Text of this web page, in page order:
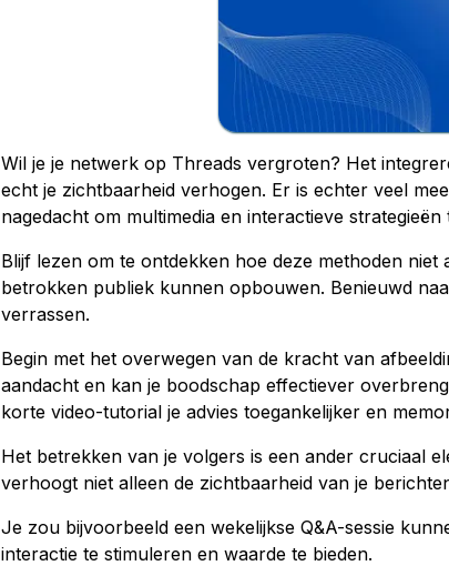
Wil je je netwerk op Threads vergroten? Het
echt je zichtbaarheid verhogen. Er is echter veel
nagedacht om multimedia en interactieve
Blijf lezen om te ontdekken hoe deze methoden
betrokken publiek kunnen opbouwen. Benieuwd
verrassen.
Begin met het overwegen van de kracht van
aandacht en kan je boodschap effectiever
korte video-tutorial je advies toegankelijker en
Het betrekken van je volgers is een ander cruciaal
verhoogt niet alleen de zichtbaarheid van je
Je zou bijvoorbeeld een wekelijkse Q&A-sessie
interactie te stimuleren en waarde te bieden.